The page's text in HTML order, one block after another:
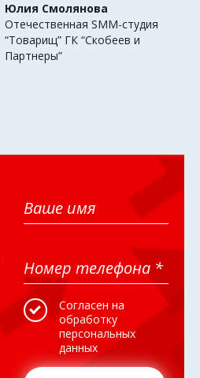
Юлия Смолянова
Отечественная SMM-студия
“Товарищ” ГК “Скобеев и
Партнеры”
Согласен на
обработку
персональных
данных